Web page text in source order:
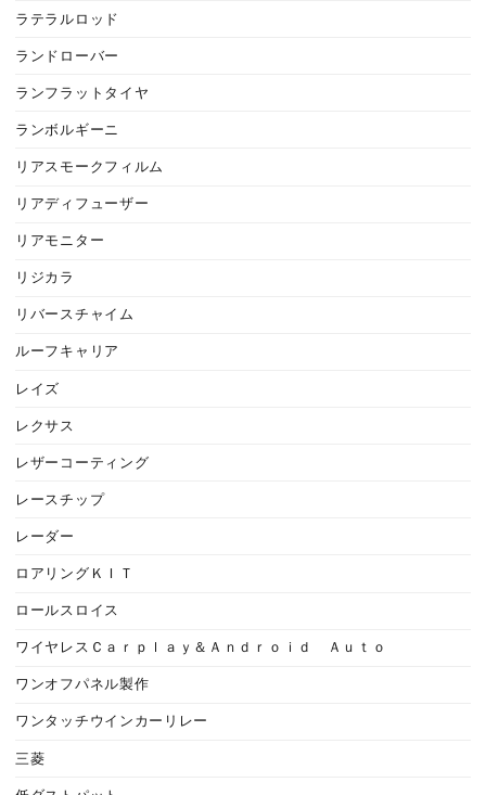
ラテラルロッド
ランドローバー
ランフラットタイヤ
ランボルギーニ
リアスモークフィルム
リアディフューザー
リアモニター
リジカラ
リバースチャイム
ルーフキャリア
レイズ
レクサス
レザーコーティング
レースチップ
レーダー
ロアリングＫＩＴ
ロールスロイス
ワイヤレスＣａｒｐｌａｙ＆Ａｎｄｒｏｉｄ Ａｕｔｏ
ワンオフパネル製作
ワンタッチウインカーリレー
三菱